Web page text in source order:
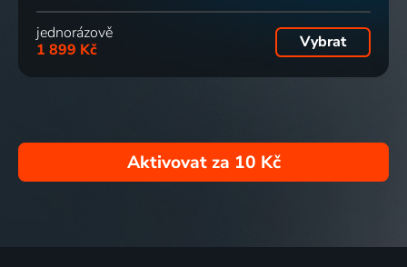
jednorázově
1 899 Kč
Vybrat
Aktivovat za 10 Kč